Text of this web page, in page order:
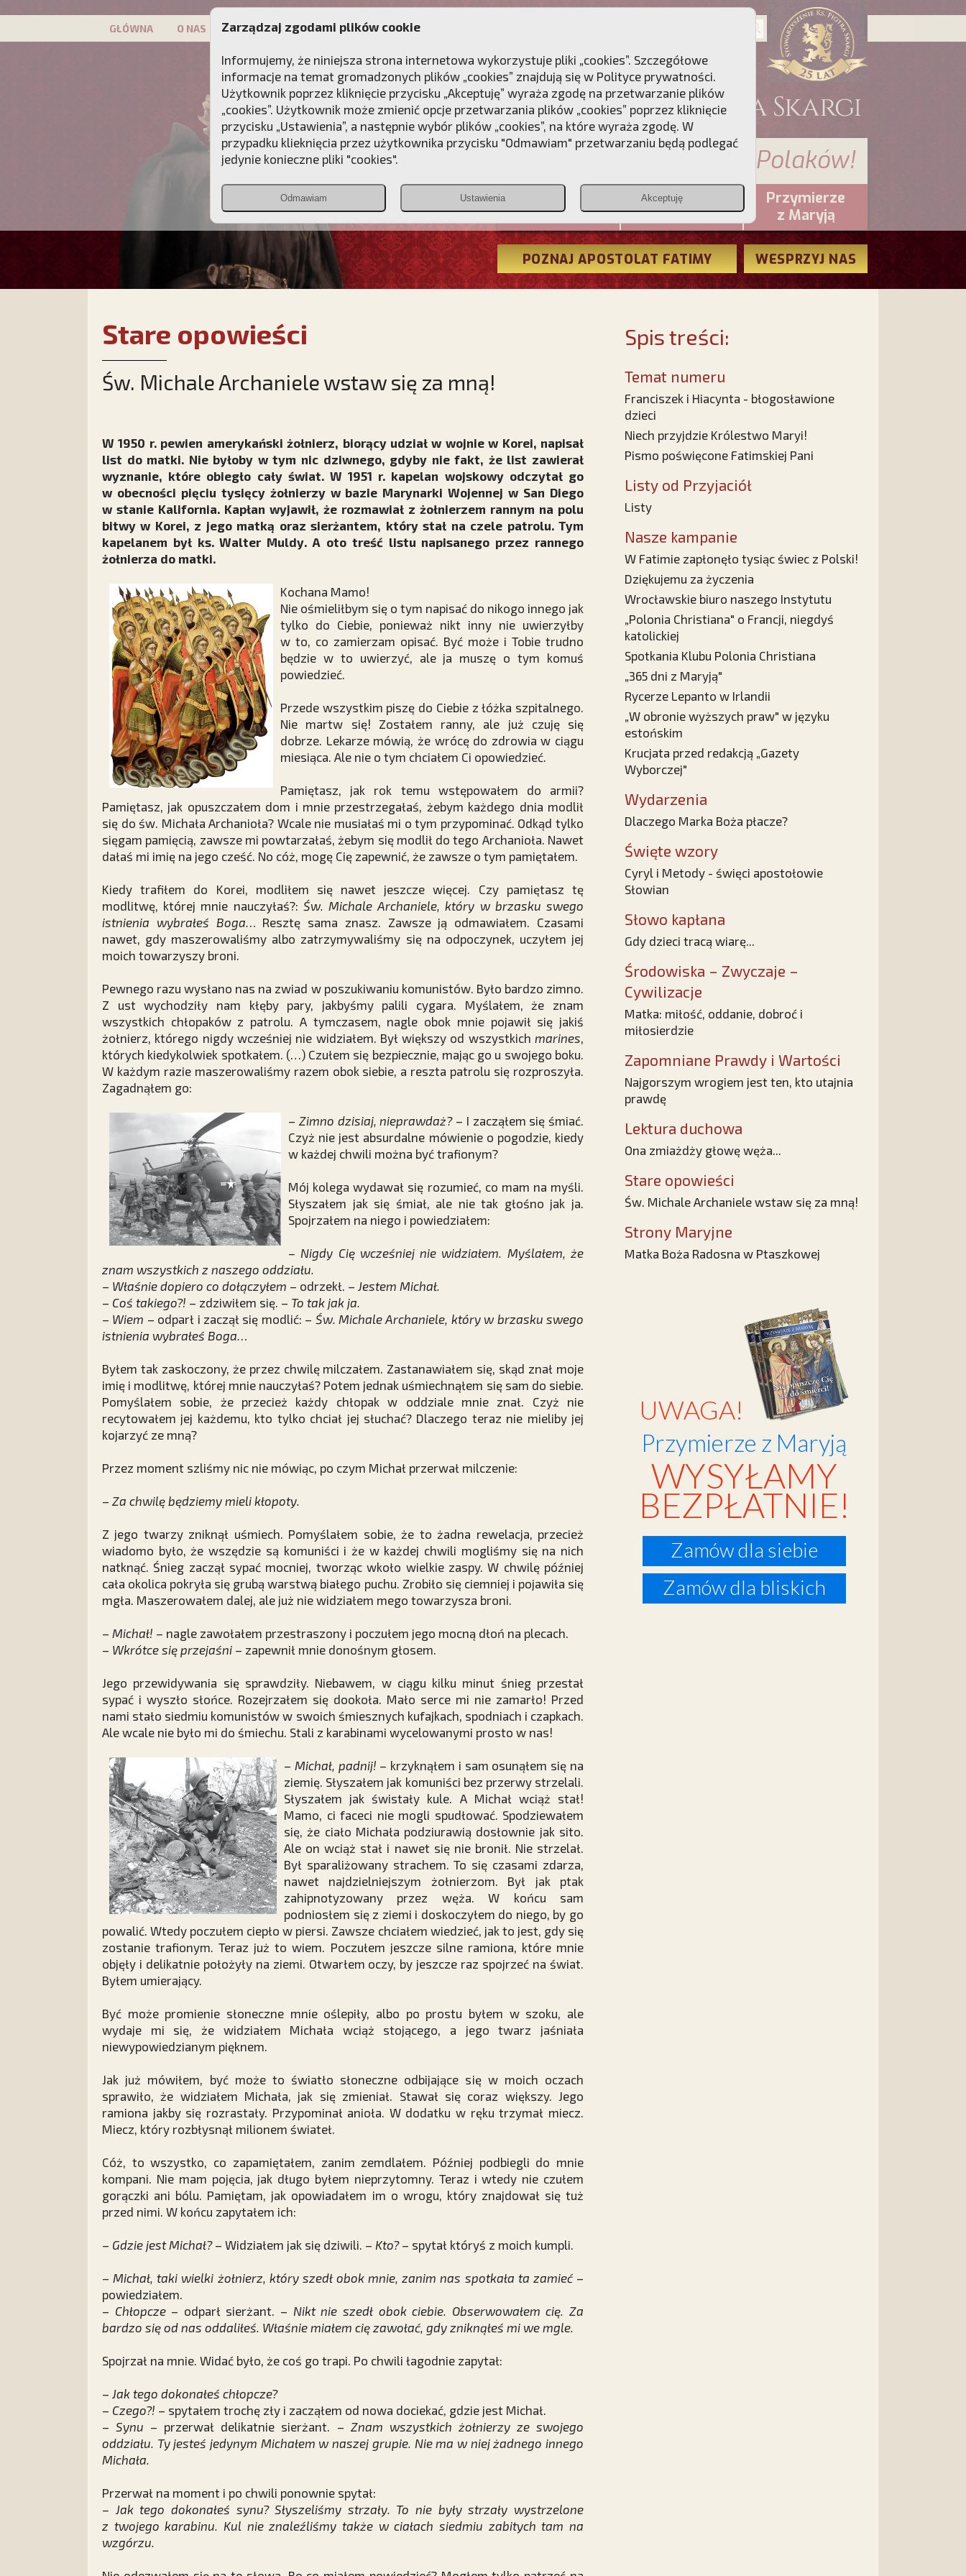
GŁÓWNA O NAS PATRON KAMPANIE DLA DUSZY
Przebudźmy sumienia Polaków!
Christiana
PCh24.pl
Przymierze
z Maryją
POZNAJ APOSTOLAT FATIMY WESPRZYJ NAS
Stare opowieści
Św. Michale Archaniele wstaw się za mną!
W 1950 r. pewien amerykański żołnierz, biorący udział w wojnie w Korei, napisał
list do matki. Nie byłoby w tym nic dziwnego, gdyby nie fakt, że list zawierał
wyznanie, które obiegło cały świat. W 1951 r. kapelan wojskowy odczytał go
w obecności pięciu tysięcy żołnierzy w bazie Marynarki Wojennej w San Diego
w stanie Kalifornia. Kapłan wyjawił, że rozmawiał z żołnierzem rannym na polu
bitwy w Korei, z jego matką oraz sierżantem, który stał na czele patrolu. Tym
kapelanem był ks. Walter Muldy. A oto treść listu napisanego przez rannego
żołnierza do matki.
Kochana Mamo!
Nie ośmieliłbym się o tym napisać do nikogo innego jak
tylko do Ciebie, ponieważ nikt inny nie uwierzyłby
w to, co zamierzam opisać. Być może i Tobie trudno
będzie w to uwierzyć, ale ja muszę o tym komuś
powiedzieć.
Przede wszystkim piszę do Ciebie z łóżka szpitalnego.
Nie martw się! Zostałem ranny, ale już czuję się
dobrze. Lekarze mówią, że wrócę do zdrowia w ciągu
miesiąca. Ale nie o tym chciałem Ci opowiedzieć.
Pamiętasz, jak rok temu wstępowałem do armii?
Pamiętasz, jak opuszczałem dom i mnie przestrzegałaś, żebym każdego dnia modlił
się do św. Michała Archanioła? Wcale nie musiałaś mi o tym przypominać. Odkąd tylko
sięgam pamięcią, zawsze mi powtarzałaś, żebym się modlił do tego Archanioła. Nawet
dałaś mi imię na jego cześć. No cóż, mogę Cię zapewnić, że zawsze o tym pamiętałem.
Kiedy trafiłem do Korei, modliłem się nawet jeszcze więcej. Czy pamiętasz tę
modlitwę, której mnie nauczyłaś?: Św. Michale Archaniele, który w brzasku swego
istnienia wybrałeś Boga… Resztę sama znasz. Zawsze ją odmawiałem. Czasami
nawet, gdy maszerowaliśmy albo zatrzymywaliśmy się na odpoczynek, uczyłem jej
moich towarzyszy broni.
Pewnego razu wysłano nas na zwiad w poszukiwaniu komunistów. Było bardzo zimno.
Z ust wychodziły nam kłęby pary, jakbyśmy palili cygara. Myślałem, że znam
wszystkich chłopaków z patrolu. A tymczasem, nagle obok mnie pojawił się jakiś
żołnierz, którego nigdy wcześniej nie widziałem. Był większy od wszystkich marines,
których kiedykolwiek spotkałem. (…) Czułem się bezpiecznie, mając go u swojego boku.
W każdym razie maszerowaliśmy razem obok siebie, a reszta patrolu się rozproszyła.
Zagadnąłem go:
– Zimno dzisiaj, nieprawdaż?– I zacząłem się śmiać.
Czyż nie jest absurdalne mówienie o pogodzie, kiedy
w każdej chwili można być trafionym?
Mój kolega wydawał się rozumieć, co mam na myśli.
Słyszałem jak się śmiał, ale nie tak głośno jak ja.
Spojrzałem na niego i powiedziałem:
– Nigdy Cię wcześniej nie widziałem. Myślałem, że
znam wszystkich z naszego oddziału.
– Właśnie dopiero co dołączyłem – odrzekł. – Jestem Michał.
– Coś takiego?! – zdziwiłem się. – To tak jak ja.
– Wiem – odparł i zaczął się modlić: – Św. Michale Archaniele, który w brzasku swego
istnienia wybrałeś Boga…
Byłem tak zaskoczony, że przez chwilę milczałem. Zastanawiałem się, skąd znał moje
imię i modlitwę, której mnie nauczyłaś? Potem jednak uśmiechnąłem się sam do siebie.
Pomyślałem sobie, że przecież każdy chłopak w oddziale mnie znał. Czyż nie
recytowałem jej każdemu, kto tylko chciał jej słuchać? Dlaczego teraz nie mieliby jej
kojarzyć ze mną?
Przez moment szliśmy nic nie mówiąc, po czym Michał przerwał milczenie:
– Za chwilę będziemy mieli kłopoty.
Z jego twarzy zniknął uśmiech. Pomyślałem sobie, że to żadna rewelacja, przecież
wiadomo było, że wszędzie są komuniści i że w każdej chwili mogliśmy się na nich
natknąć. Śnieg zaczął sypać mocniej, tworząc wkoło wielkie zaspy. W chwilę później
cała okolica pokryła się grubą warstwą białego puchu. Zrobiło się ciemniej i pojawiła się
mgła. Maszerowałem dalej, ale już nie widziałem mego towarzysza broni.
– Michał! – nagle zawołałem przestraszony i poczułem jego mocną dłoń na plecach.
– Wkrótce się przejaśni – zapewnił mnie donośnym głosem.
Jego przewidywania się sprawdziły. Niebawem, w ciągu kilku minut śnieg przestał
sypać i wyszło słońce. Rozejrzałem się dookoła. Mało serce mi nie zamarło! Przed
nami stało siedmiu komunistów w swoich śmiesznych kufajkach, spodniach i czapkach.
Ale wcale nie było mi do śmiechu. Stali z karabinami wycelowanymi prosto w nas!
– Michał, padnij! – krzyknąłem i sam osunąłem się na
ziemię. Słyszałem jak komuniści bez przerwy strzelali.
Słyszałem jak świstały kule. A Michał wciąż stał!
Mamo, ci faceci nie mogli spudłować. Spodziewałem
się, że ciało Michała podziurawią dosłownie jak sito.
Ale on wciąż stał i nawet się nie bronił. Nie strzelał.
Był sparaliżowany strachem. To się czasami zdarza,
nawet najdzielniejszym żołnierzom. Był jak ptak
zahipnotyzowany przez węża. W końcu sam
podniosłem się z ziemi i doskoczyłem do niego, by go
powalić. Wtedy poczułem ciepło w piersi. Zawsze chciałem wiedzieć, jak to jest, gdy się
zostanie trafionym. Teraz już to wiem. Poczułem jeszcze silne ramiona, które mnie
objęły i delikatnie położyły na ziemi. Otwarłem oczy, by jeszcze raz spojrzeć na świat.
Byłem umierający.
Być może promienie słoneczne mnie oślepiły, albo po prostu byłem w szoku, ale
wydaje mi się, że widziałem Michała wciąż stojącego, a jego twarz jaśniała
niewypowiedzianym pięknem.
Jak już mówiłem, być może to światło słoneczne odbijające się w moich oczach
sprawiło, że widziałem Michała, jak się zmieniał. Stawał się coraz większy. Jego
ramiona jakby się rozrastały. Przypominał anioła. W dodatku w ręku trzymał miecz.
Miecz, który rozbłysnął milionem świateł.
Cóż, to wszystko, co zapamiętałem, zanim zemdlałem. Później podbiegli do mnie
kompani. Nie mam pojęcia, jak długo byłem nieprzytomny. Teraz i wtedy nie czułem
gorączki ani bólu. Pamiętam, jak opowiadałem im o wrogu, który znajdował się tuż
przed nimi. W końcu zapytałem ich:
– Gdzie jest Michał?– Widziałem jak się dziwili. – Kto?– spytał któryś z moich kumpli.
–Michał, taki wielki żołnierz, który szedł obok mnie, zanim nas spotkała ta zamieć–
powiedziałem.
– Chłopcze– odparł sierżant. – Nikt nie szedł obok ciebie. Obserwowałem cię. Za
bardzo się od nas oddaliłeś. Właśnie miałem cię zawołać, gdy zniknąłeś mi we mgle.
Spojrzał na mnie. Widać było, że coś go trapi. Po chwili łagodnie zapytał:
– Jak tego dokonałeś chłopcze?
– Czego?! – spytałem trochę zły i zacząłem od nowa dociekać, gdzie jest Michał.
–Synu – przerwał delikatnie sierżant. – Znam wszystkich żołnierzy ze swojego
oddziału. Ty jesteś jedynym Michałem w naszej grupie. Nie ma w niej żadnego innego
Michała.
Przerwał na moment i po chwili ponownie spytał:
– Jak tego dokonałeś synu? Słyszeliśmy strzały. To nie były strzały wystrzelone
z twojego karabinu. Kul nie znaleźliśmy także w ciałach siedmiu zabitych tam na
wzgórzu.
Spis treści:
Temat numeru
Franciszek i Hiacynta - błogosławione
dzieci
Niech przyjdzie Królestwo Maryi!
Pismo poświęcone Fatimskiej Pani
Listy od Przyjaciół
Listy
Nasze kampanie
W Fatimie zapłonęło tysiąc świec z Polski!
Dziękujemu za życzenia
Wrocławskie biuro naszego Instytutu
„Polonia Christiana" o Francji, niegdyś
katolickiej
Spotkania Klubu Polonia Christiana
„365 dni z Maryją"
Rycerze Lepanto w Irlandii
„W obronie wyższych praw" w języku
estońskim
Krucjata przed redakcją „Gazety
Wyborczej"
Wydarzenia
Dlaczego Marka Boża płacze?
Święte wzory
Cyryl i Metody - święci apostołowie
Słowian
Słowo kapłana
Gdy dzieci tracą wiarę...
Środowiska – Zwyczaje –
Cywilizacje
Matka: miłość, oddanie, dobroć i
miłosierdzie
Zapomniane Prawdy i Wartości
Najgorszym wrogiem jest ten, kto utajnia
prawdę
Lektura duchowa
Ona zmiażdży głowę węża...
Stare opowieści
Św. Michale Archaniele wstaw się za mną!
Strony Maryjne
Matka Boża Radosna w Ptaszkowej
UWAGA!
Przymierze z Maryją
WYSYŁAMY
BEZPŁATNIE!
Zamów dla siebie
Zamów dla bliskich
Zarządzaj zgodami plików cookie
Informujemy, że niniejsza strona internetowa wykorzystuje pliki „cookies”. Szczegółowe
informacje na temat gromadzonych plików „cookies” znajdują się w Polityce prywatności.
Użytkownik poprzez kliknięcie przycisku „Akceptuję” wyraża zgodę na przetwarzanie plików
„cookies”. Użytkownik może zmienić opcje przetwarzania plików „cookies” poprzez kliknięcie
przycisku „Ustawienia”, a następnie wybór plików „cookies”, na które wyraża zgodę. W
przypadku klieknięcia przez użytkownika przycisku "Odmawiam" przetwarzaniu będą podlegać
jedynie konieczne pliki "cookies".
Odmawiam Ustawienia Akceptuję